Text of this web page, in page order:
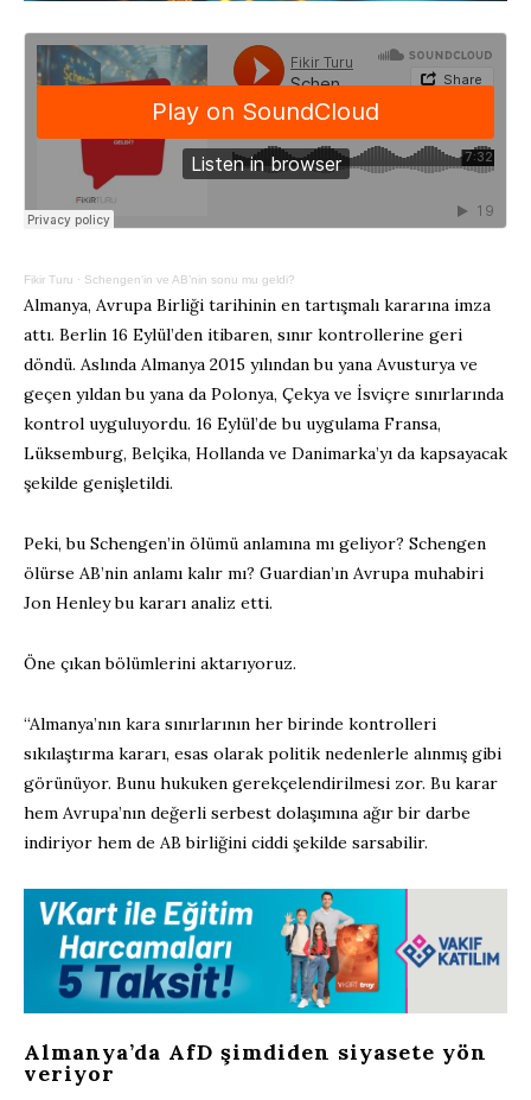
Fikir Turu · Schengen'in ve AB’nin sonu mu geldi?
Almanya, Avrupa Birliği tarihinin en tartışmalı kararına imza
attı. Berlin 16 Eylül’den itibaren, sınır kontrollerine geri
döndü. Aslında Almanya 2015 yılından bu yana Avusturya ve
geçen yıldan bu yana da Polonya, Çekya ve İsviçre sınırlarında
kontrol uyguluyordu. 16 Eylül’de bu uygulama Fransa,
Lüksemburg, Belçika, Hollanda ve Danimarka’yı da kapsayacak
şekilde genişletildi.
Peki, bu Schengen’in ölümü anlamına mı geliyor? Schengen
ölürse AB’nin anlamı kalır mı? Guardian’ın Avrupa muhabiri
Jon Henley bu kararı analiz etti.
Öne çıkan bölümlerini aktarıyoruz.
“Almanya’nın kara sınırlarının her birinde kontrolleri
sıkılaştırma kararı, esas olarak politik nedenlerle alınmış gibi
görünüyor. Bunu hukuken gerekçelendirilmesi zor. Bu karar
hem Avrupa’nın değerli serbest dolaşımına ağır bir darbe
indiriyor hem de AB birliğini ciddi şekilde sarsabilir.
Almanya’da AfD şimdiden siyasete yön
veriyor